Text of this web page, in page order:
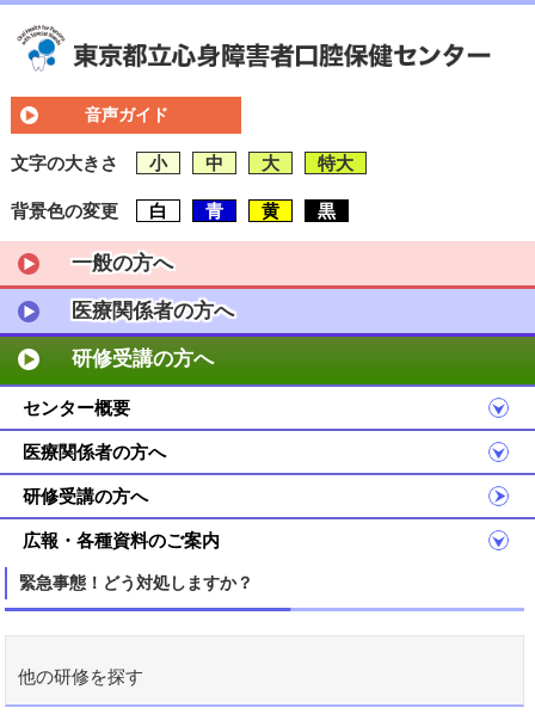
音声ガイド
文字の大きさ 小 中 大 特大
背景色の変更 白 青 黄 黒
一般の方へ
医療関係者の方へ
研修受講の方へ
センター概要
医療関係者の方へ
研修受講の方へ
広報・各種資料のご案内
緊急事態！どう対処しますか？
他の研修を探す